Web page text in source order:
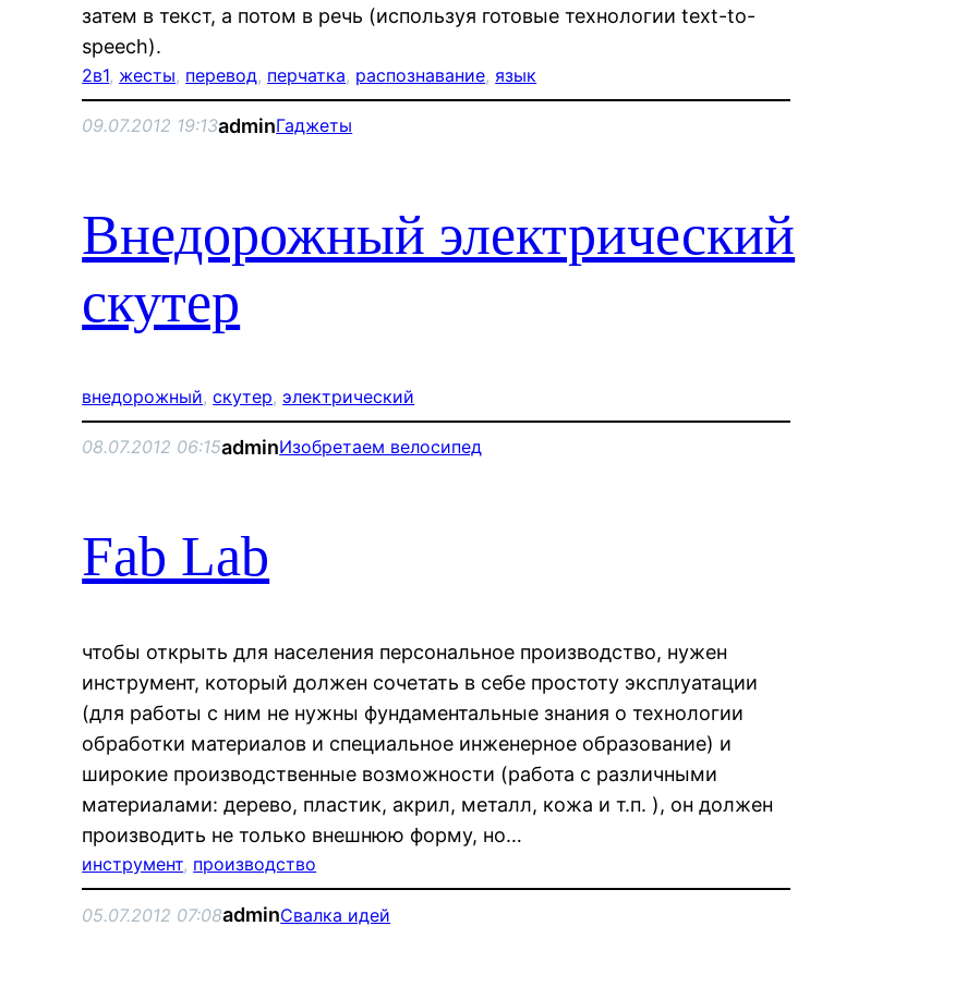
затем в текст, а потом в речь (используя готовые технологии text-to-
speech).
2в1, жесты, перевод, перчатка, распознавание, язык
09.07.2012 19:13adminГаджеты
Внедорожный электрический
скутер
внедорожный, скутер, электрический
08.07.2012 06:15adminИзобретаем велосипед
Fab Lab
чтобы открыть для населения персональное производство, нужен
инструмент, который должен сочетать в себе простоту эксплуатации
(для работы с ним не нужны фундаментальные знания о технологии
обработки материалов и специальное инженерное образование) и
широкие производственные возможности (работа с различными
материалами: дерево, пластик, акрил, металл, кожа и т.п. ), он должен
производить не только внешнюю форму, но…
инструмент, производство
05.07.2012 07:08adminСвалка идей